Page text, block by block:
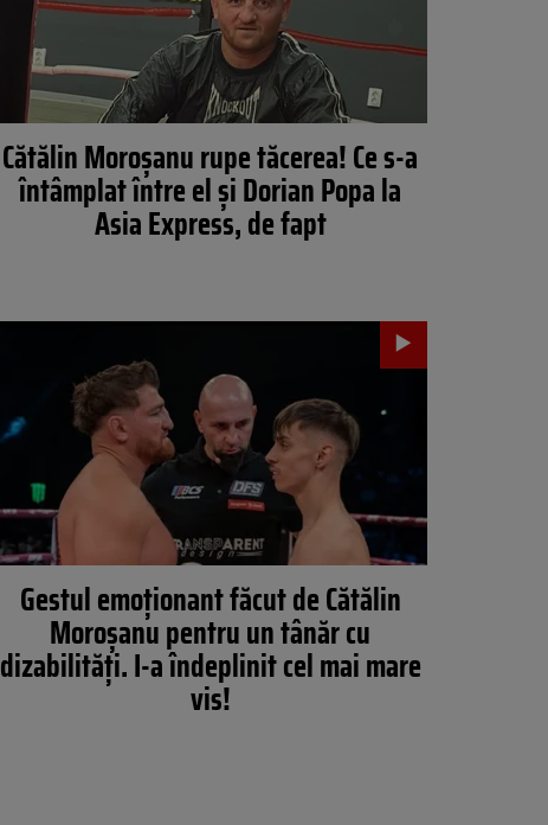
Cătălin Moroșanu rupe tăcerea! Ce s-a
întâmplat între el și Dorian Popa la
Asia Express, de fapt
Gestul emoționant făcut de Cătălin
Moroșanu pentru un tânăr cu
dizabilități. I-a îndeplinit cel mai mare
vis!